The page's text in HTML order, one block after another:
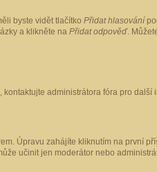
byste vidět tlačítko Přidat hlasování
a klikněte na Přidat odpověď.
administrátora fóra pro další
Úpravu zahájíte kliknutím na první
učinit jen moderátor nebo